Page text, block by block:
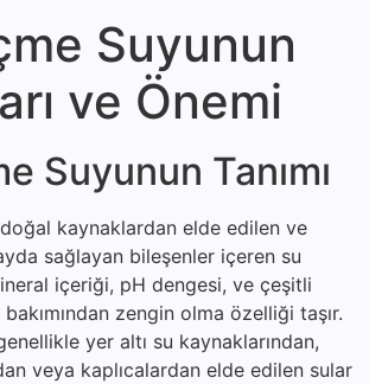
Suyunun
ve Önemi
Suyunun Tanımı
kaynaklardan elde edilen ve
sağlayan bileşenler içeren su
içeriği, pH dengesi, ve çeşitli
zengin olma özelliği taşır.
yer altı su kaynaklarından,
veya kaplıcalardan elde edilen sular